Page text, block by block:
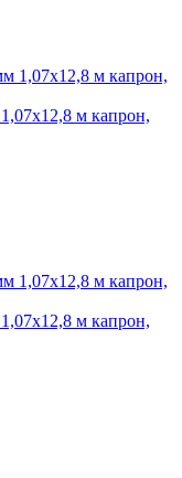
м капрон,
м капрон,